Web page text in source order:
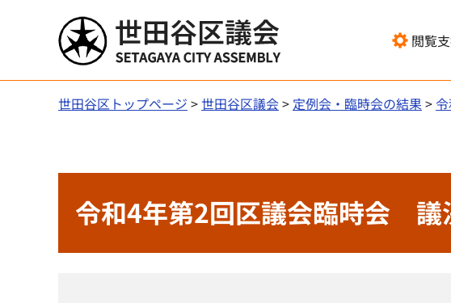
世田谷区議会 閲覧
世田谷区トップページ >世田谷区議会> 定例会・臨時会の結果>
令和4年第2回区議会臨時会 議